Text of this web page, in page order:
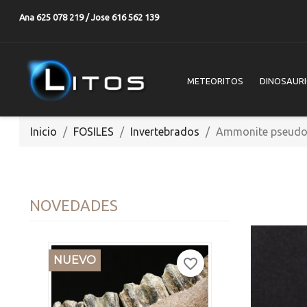
Ana 625 078 219 / Jose 616 562 139
METEORITOS
Inicio FOSILES Invertebrados Ammonite
NOVEDADES
NUEVO favorite_border